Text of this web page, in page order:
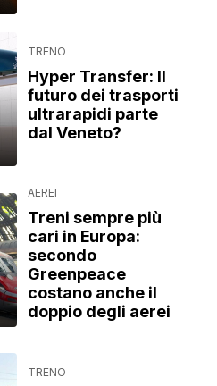
TRENO
Hyper Transfer: Il
futuro dei trasporti
ultrarapidi parte
dal Veneto?
AEREI
Treni sempre più
cari in Europa:
secondo
Greenpeace
costano anche il
doppio degli aerei
TRENO